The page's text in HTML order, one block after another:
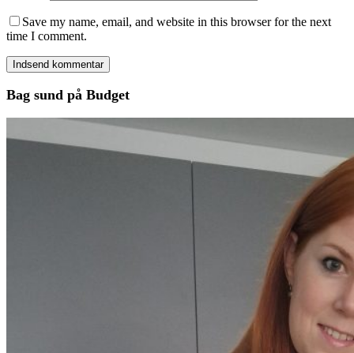
Save my name, email, and website in this browser for the next
time I comment.
Bag sund på Budget